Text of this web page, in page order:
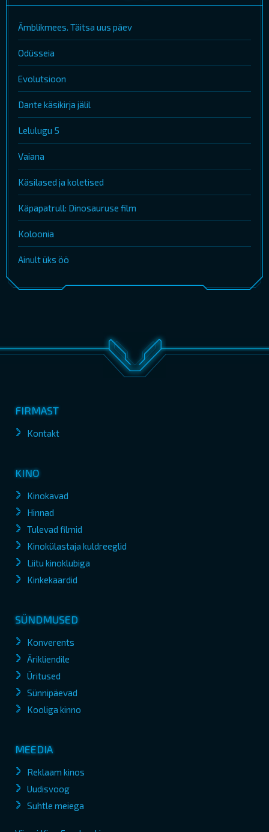
Ämblikmees. Täitsa uus päev
Odüsseia
Evolutsioon
Dante käsikirja jälil
Lelulugu 5
Vaiana
Käsilased ja koletised
Käpapatrull: Dinosauruse film
Koloonia
Ainult üks öö
FIRMAST
Kontakt
KINO
Kinokavad
Hinnad
Tulevad filmid
Kinokülastaja kuldreeglid
Liitu kinoklubiga
Kinkekaardid
SÜNDMUSED
Konverents
Ärikliendile
Üritused
Sünnipäevad
Kooliga kinno
MEEDIA
Reklaam kinos
Uudisvoog
Suhtle meiega